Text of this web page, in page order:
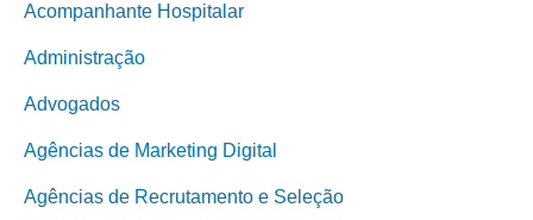
Acompanhante Hospitalar
Administração
Advogados
Agências de Marketing Digital
Agências de Recrutamento e Seleção